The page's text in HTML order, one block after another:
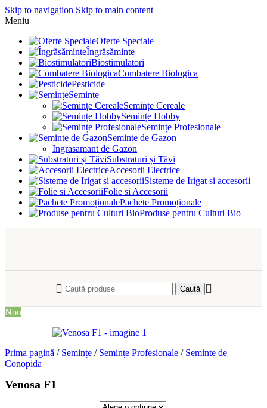
Skip to navigation Skip to main content
Meniu
Oferte Speciale
Îngrășăminte
Biostimulatori
Combatere Biologica
Pesticide
Semințe
Semințe Cereale
Semințe Hobby
Semințe Profesionale
Seminte de Gazon
Ingrasamant de Gazon
Substraturi și Tăvi
Accesorii Electrice
Sisteme de Irigat si accesorii
Folie si Accesorii
Pachete Promoționale
Produse pentru Culturi Bio
Caută
Nou
Prima pagină / Semințe / Semințe Profesionale / Seminte de
Conopida
Venosa F1